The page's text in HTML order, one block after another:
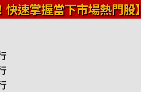
快速掌握當下市場熱門股】